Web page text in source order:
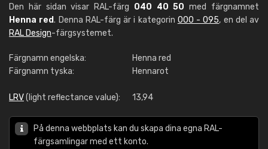
Den här sidan visar RAL-färg 040 40 50 med färgnamnet
Henna red. Denna RAL-färg är i kategorin 000 - 095, en del av
RAL Design-färgsystemet.
Färgnamn engelska:
Henna red
Färgnamn tyska:
Hennarot
LRV(light reflectance value): 13,94
På denna webbplats kan du skapa dina egna RAL-
färgsamlingar med ett konto.